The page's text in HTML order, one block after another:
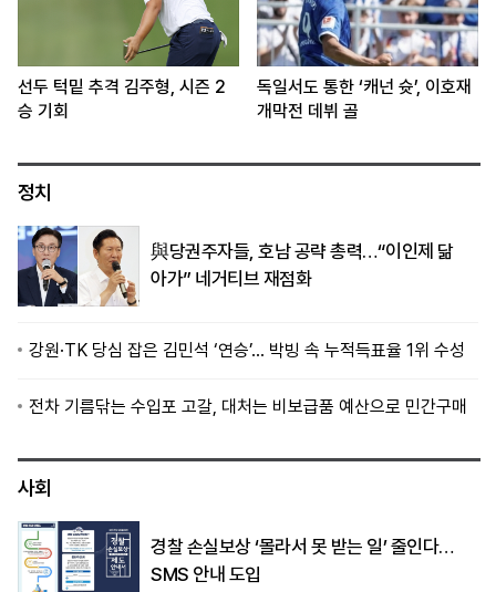
선두 턱밑 추격 김주형, 시즌 2
승 기회
독일서도 통한 ‘캐넌 슛’, 이호재
개막전 데뷔 골
정치
與당권주자들, 호남 공략 총력…“이인제 닮
아가” 네거티브 재점화
강원·TK 당심 잡은 김민석 ‘연승’… 박빙 속 누적득표율 1위 수성
전차 기름닦는 수입포 고갈, 대처는 비보급품 예산으로 민간구매
사회
경찰 손실보상 ‘몰라서 못 받는 일’ 줄인다…
SMS 안내 도입